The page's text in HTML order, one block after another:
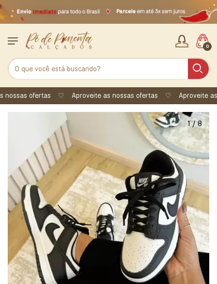
0
ofertas ♡ Aproveite as nossas ofertas ♡ Aproveite as
1/ 8